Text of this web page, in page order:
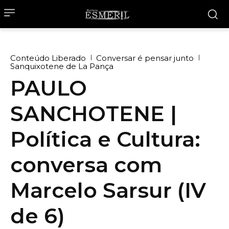
Conteúdo Liberado
Conversar é pensar junto
Sanquixotene de La Pança
PAULO
SANCHOTENE |
Política e Cultura:
conversa com
Marcelo Sarsur (IV
de 6)